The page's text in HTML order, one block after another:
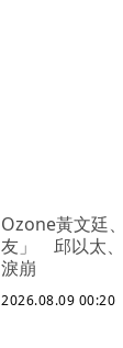
Ozone黃文廷
友」 邱以太
淚崩
2026.08.09 00:20